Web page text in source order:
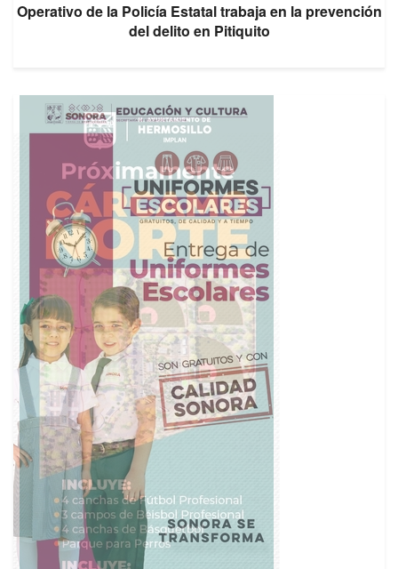
Operativo de la Policía Estatal trabaja en la prevención
del delito en Pitiquito